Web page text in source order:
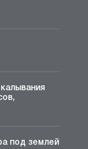
под землей